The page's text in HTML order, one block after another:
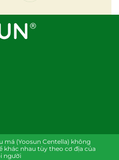
má (Yoosun Centella) không
khác nhau tùy theo cơ địa của
người